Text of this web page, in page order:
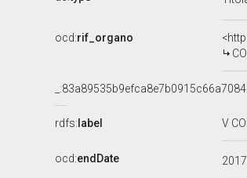
ocd:rif_organo
rdfs: label V
ocd:endDate